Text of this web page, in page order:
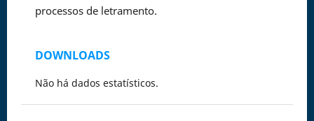
processos de letramento.
DOWNLOADS
Não há dados estatísticos.